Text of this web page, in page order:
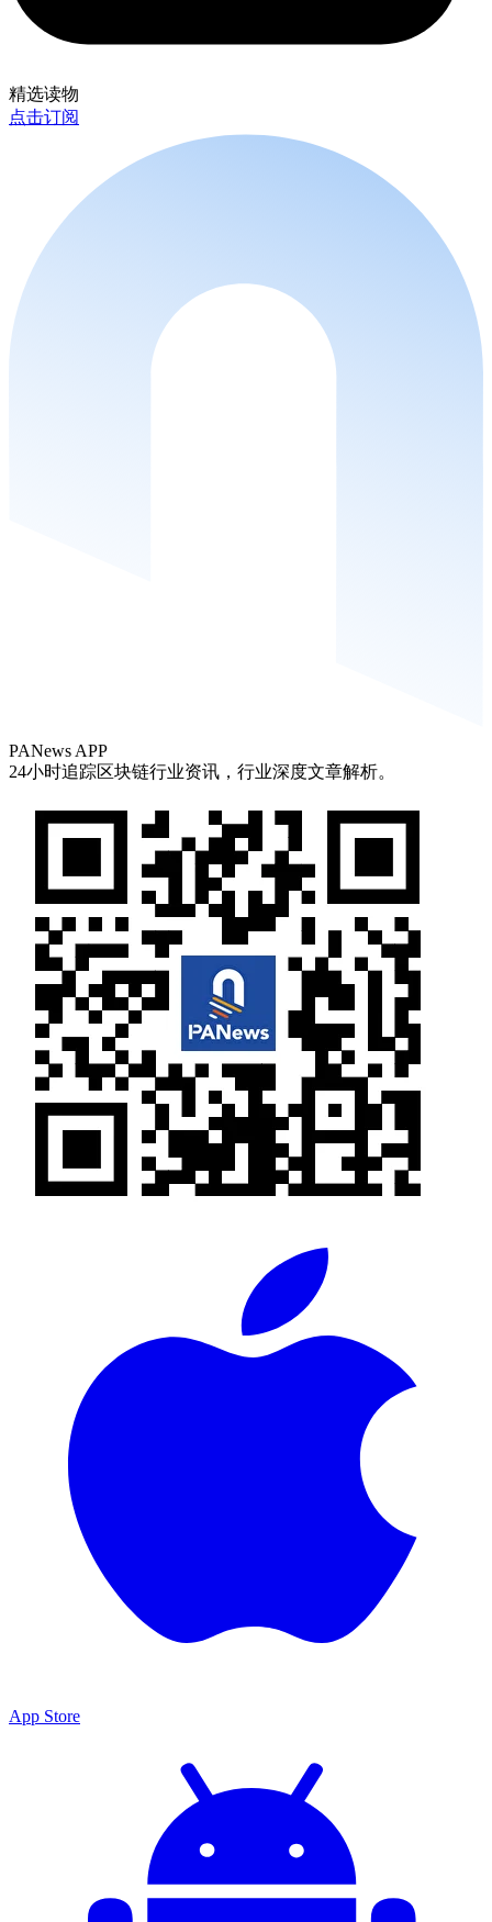
精选读物
点击订阅
PANews APP
24小时追踪区块链行业资讯，行业深度文章解析。
App Store